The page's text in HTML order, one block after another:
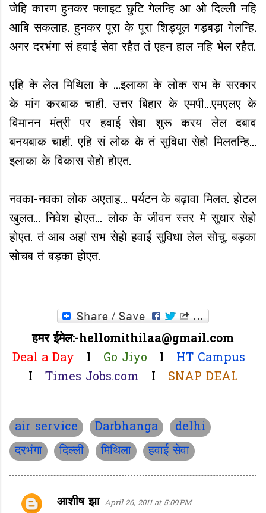
जेहि कारण हुनकर फ्लाइट छुटि गेलन्हि आ ओ दिल्ली नहि
आबि सकलाह. हुनकर पूरा के पूरा शिड्यूल गड़बड़ा गेलन्हि.
अगर दरभंगा सं हवाई सेवा रहैत तं एहन हाल नहि भेल रहैत.
एहि के लेल मिथिला के ...इलाका के लोक सभ के सरकार
के मांग करबाक चाही. उत्तर बिहार के एमपी...एमएलए के
विमानन मंत्री पर हवाई सेवा शुरू करय लेल दबाव
बनयबाक चाही. एहि सं लोक के तं सुविधा सेहो मिलतन्हि...
इलाका के विकास सेहो होएत.
नवका-नवका लोक अएताह... पर्यटन के बढ़ावा मिलत. होटल
खुलत... निवेश होएत... लोक के जीवन स्तर मे सुधार सेहो
होएत. तं आब अहां सभ सेहो हवाई सुविधा लेल सोचु. बड़का
सोचब तं बड़का होएत.
हमर ईमेल:-hellomithilaa@gmail.com
Deal a Day
I Go Jiyo I HT Campus
I Times Jobs.com I SNAP DEAL
air service Darbhanga
delhi
दरभंगा
दिल्ली मिथिला हवाई सेवा
C
आशीष झा April 26, 2011 at 5:09 PM